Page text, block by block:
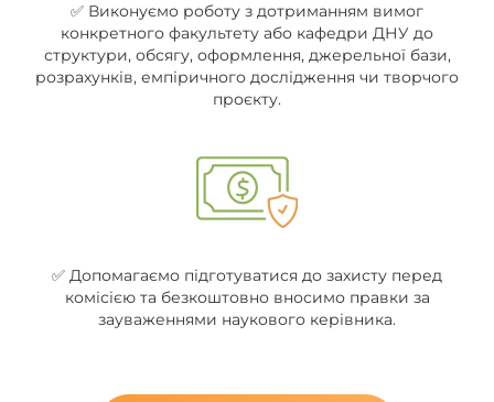
✅ Виконуємо роботу з дотриманням вимог
конкретного факультету або кафедри ДНУ до
структури, обсягу, оформлення, джерельної бази,
розрахунків, емпіричного дослідження чи творчого
проєкту.
✅ Допомагаємо підготуватися до захисту перед
комісією та безкоштовно вносимо правки за
зауваженнями наукового керівника.